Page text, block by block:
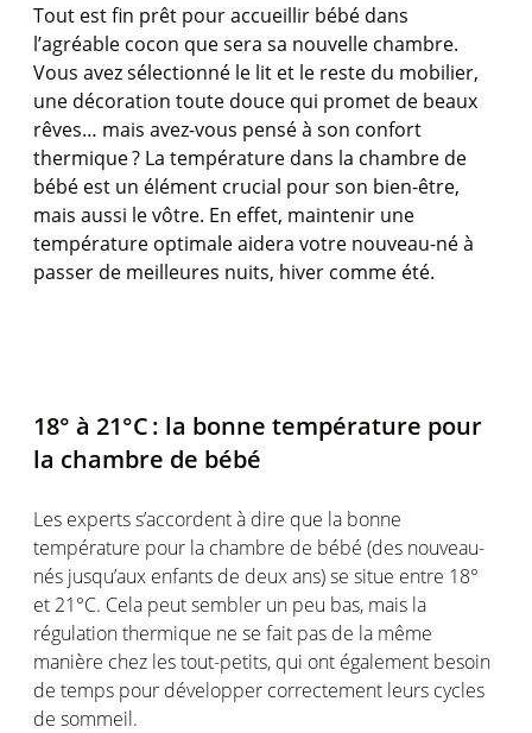
Tout estfin prêt pouraccueillir bébé dans
l’agréable cocon que sera sa nouvelle chambre.
Vous avezsélectionné le lit et le reste du mobilier,
une décoration toute douce qui promet de beaux
rêves… mais avez-vous penséà son confort
thermique? La température dans la chambre de
bébé est un élément crucial pour son bien-être,
mais aussi levôtre. En effet, maintenir une
température optimaleaidera votre nouveau-né à
passer de meilleures nuits, hiver comme été.
18° à 21°C : la bonne température pour
la chambre de bébé
Les expertss’accordentà dire que la bonne
température pour la chambre de bébé (des nouveau-
nés jusqu’aux enfants de deuxans) se situe entre 18°
et 21°C. Cela peutsembler un peu bas, mais la
régulationthermique ne se fait pas de la même
manière chez les tout-petits, qui ont également besoin
de temps pour développer correctement leurs cycles
de sommeil.